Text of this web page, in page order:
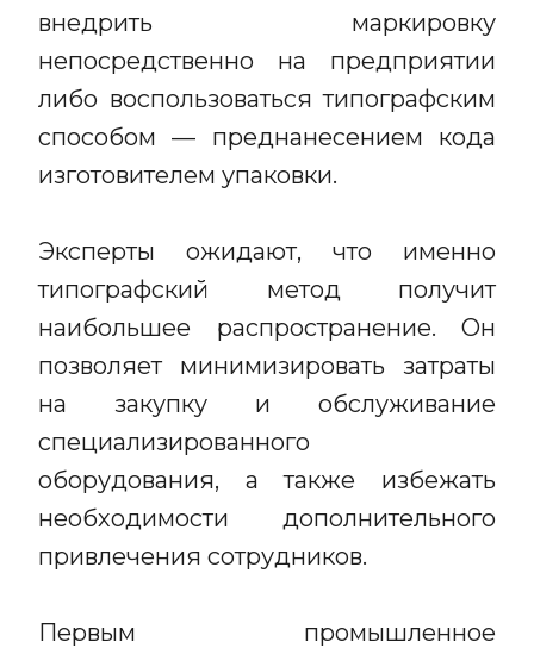
внедрить маркировку
непосредственно на предприятии
либо воспользоваться типографским
способом — преднанесением кода
изготовителем упаковки.
Эксперты ожидают, что именно
типографский метод получит
наибольшее распространение. Он
позволяет минимизировать затраты
на закупку и обслуживание
специализированного
оборудования, а также избежать
необходимости дополнительного
привлечения сотрудников.
Первым промышленное